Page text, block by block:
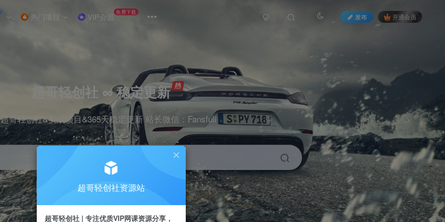
热门项目 VIP会员 免费下载
发布 开通会员
超哥轻创社 ∞ 稳定更新
超哥轻创社&实战项目&365天稳定更新 站长微信：Fansfuli
剪辑 电商 小红书
超哥轻创社资源站
超哥轻创社 | 专注优质VIP网课资源分享，